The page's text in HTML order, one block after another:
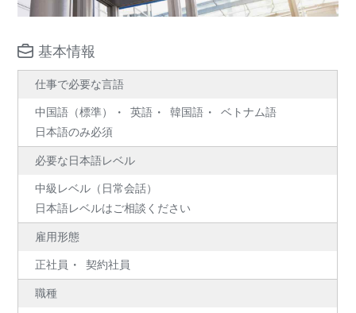
基本情報
仕事で必要な言語
中国語（標準） 英語 韓国語
ベトナム語
日本語のみ必須
必要な日本語レベル
中級レベル（日常会話）
日本語レベルはご相談ください
雇用形態
正社員 契約社員
職種